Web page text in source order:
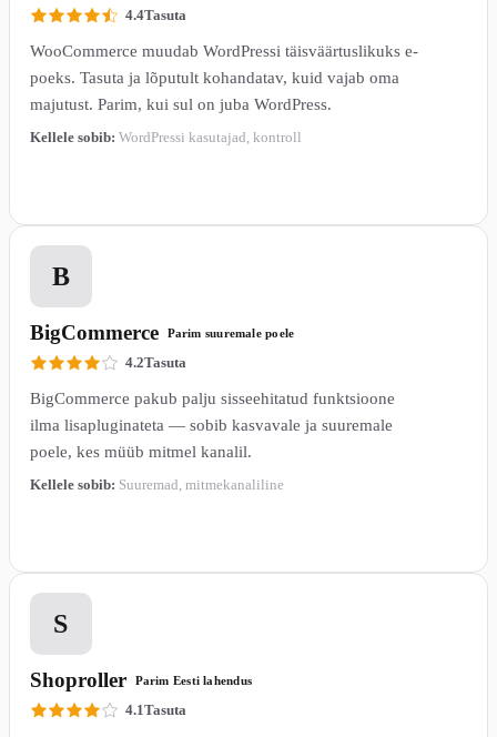
4.4Tasuta
WooCommerce muudab WordPressi täisväärtuslikuks e-
poeks. Tasuta ja lõputult kohandatav, kuid vajab oma
majutust. Parim, kui sul on juba WordPress.
Kellele sobib: WordPressi kasutajad, kontroll
B
BigCommerce Parim suuremale poele
4.2Tasuta
BigCommerce pakub palju sisseehitatud funktsioone
ilma lisapluginateta — sobib kasvavale ja suuremale
poele, kes müüb mitmel kanalil.
Kellele sobib: Suuremad, mitmekanaliline
S
Shoproller Parim Eesti lahendus
4.1Tasuta